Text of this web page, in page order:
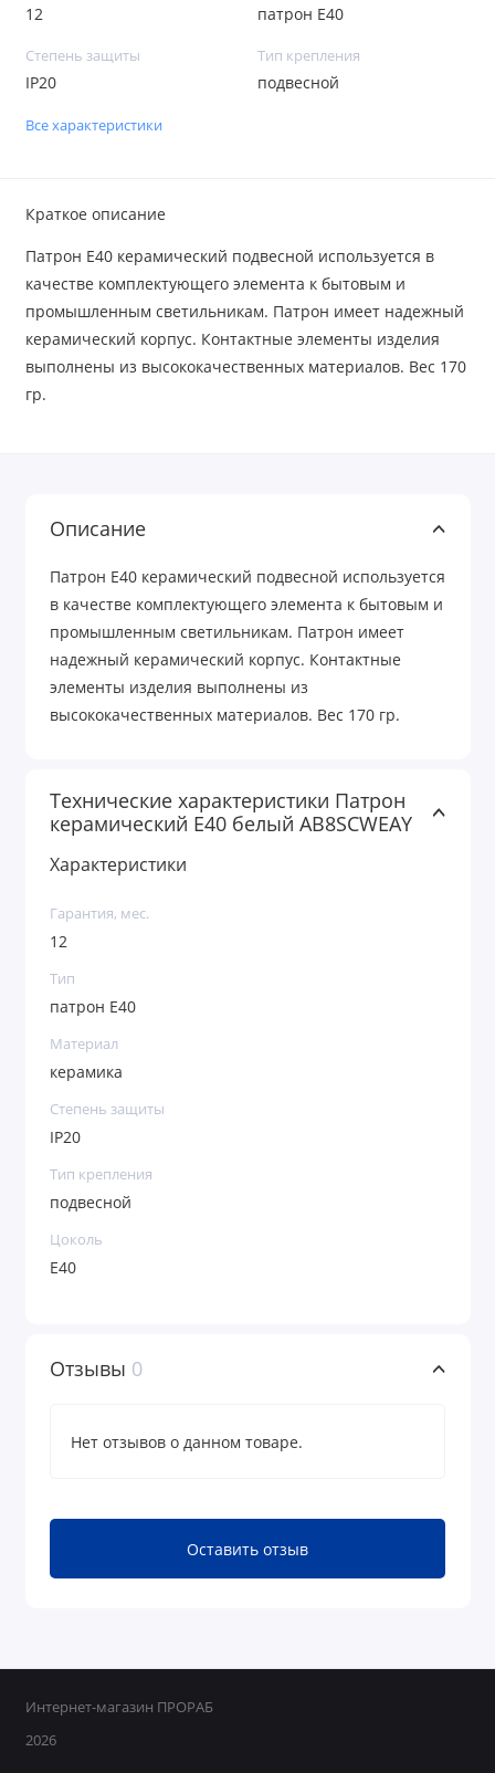
12 патрон Е40
Степень защиты
IP20
Тип крепления
подвесной
Все характеристики
Краткое описание
Патрон Е40 керамический подвесной используется в
качестве комплектующего элемента к бытовым и
промышленным светильникам. Патрон имеет надежный
керамический корпус. Контактные элементы изделия
выполнены из высококачественных материалов. Вес 170
гр.
Описание
Патрон Е40 керамический подвесной используется
в качестве комплектующего элемента к бытовым и
промышленным светильникам. Патрон имеет
надежный керамический корпус. Контактные
элементы изделия выполнены из
высококачественных материалов. Вес 170 гр.
Технические характеристики Патрон
керамический E40 белый AB8SCWEAY
Характеристики
Гарантия, мес.
12
Тип
патрон Е40
Материал
керамика
Степень защиты
IP20
Тип крепления
подвесной
Цоколь
Е40
Отзывы 0
Нет отзывов о данном товаре.
Оставить отзыв
Интернет-магазин ПРОРАБ
2026